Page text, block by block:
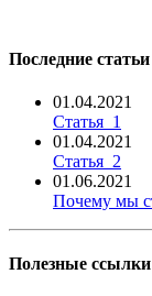
Последние статьи
01.04.2021
Статья_1
01.04.2021
Статья_2
01.06.2021
Почему мы
Полезные ссылки